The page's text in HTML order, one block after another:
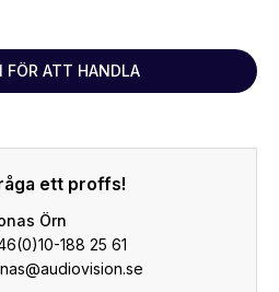
FÖR ATT HANDLA
ett proffs!
Örn
188 25 61